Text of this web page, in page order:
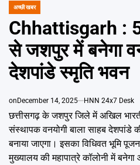
POSTED
अच्छी खबर
Chhattisgarh :
से जशपुर में बनेगा
देशपांडे स्मृति भवन
onDecember 14, 2025 HNN 24x7 Desk
छत्तीसगढ़ के जशपुर जिले में अखिल
संस्थापक वनयोगी बाला साहब देशपांडे
बनाया जाएगा। इसका विधिवत भूमि
मुख्यालय की महापात्रे कॉलोनी में